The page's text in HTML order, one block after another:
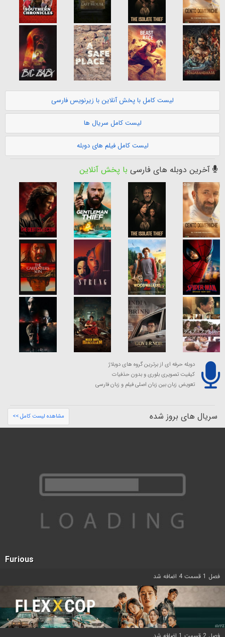
لیست کامل با پخش آنلاین با زیرنویس فارسی
لیست کامل سریال ها
لیست کامل فیلم های دوبله
آخرین دوبله های فارسی با پخش آنلاین
دوبله حرفه ای از برترین گروه های دوبلاژ
کیفیت تصویری بلوری و بدون حذفیات
تعویض زبان بین زبان اصلی فیلم و زبان فارسی
سریال های بروز شده مشاهده لیست کامل >>
Furious
فصل 1 قسمت 4 اضافه شد